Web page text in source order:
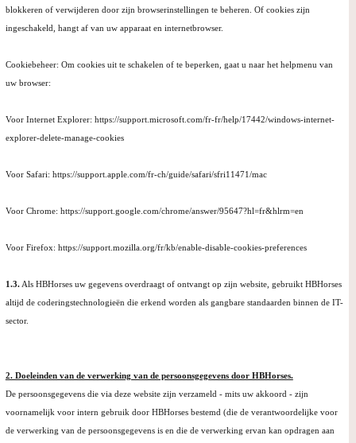
blokkeren of verwijderen door zijn browserinstellingen te beheren. Of cookies zijn
ingeschakeld, hangt af van uw apparaat en internetbrowser.
Cookiebeheer: Om cookies uit te schakelen of te beperken, gaat u naar het helpmenu van
uw browser:
Voor Internet Explorer: https://support.microsoft.com/fr-fr/help/17442/windows-internet-
explorer-delete-manage-cookies
Voor Safari: https://support.apple.com/fr-ch/guide/safari/sfri11471/mac
Voor Chrome: https://support.google.com/chrome/answer/95647?hl=fr&hlrm=en
Voor Firefox: https://support.mozilla.org/fr/kb/enable-disable-cookies-preferences
1.3.Als HBHorses uw gegevens overdraagt of ontvangt op zijn website, gebruikt HBHorses
altijd de coderingstechnologieën die erkend worden als gangbare standaarden binnen de IT-
sector.
2. Doeleinden van de verwerking van de persoonsgegevens door HBHorses.
De persoonsgegevens die via deze website zijn verzameld - mits uw akkoord - zijn
voornamelijk voor intern gebruik door HBHorses bestemd (die de verantwoordelijke voor
de verwerking van de persoonsgegevens is en die de verwerking ervan kan opdragen aan